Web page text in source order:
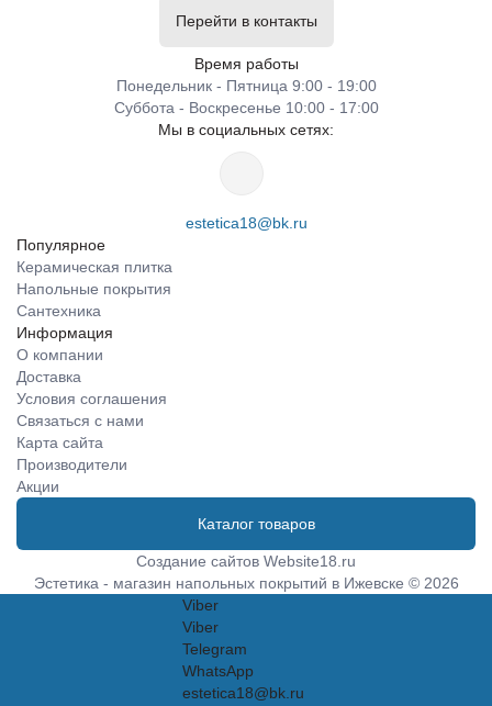
Перейти в контакты
Время работы
Понедельник - Пятница 9:00 - 19:00
Суббота - Воскресенье 10:00 - 17:00
Мы в социальных сетях:
estetica18@bk.ru
Популярное
Керамическая плитка
Напольные покрытия
Сантехника
Информация
О компании
Доставка
Условия соглашения
Связаться с нами
Карта сайта
Производители
Акции
Каталог товаров
Создание сайтов Website18.ru
Эстетика - магазин напольных покрытий в Ижевске © 2026
Viber
Viber
Telegram
WhatsApp
estetica18@bk.ru